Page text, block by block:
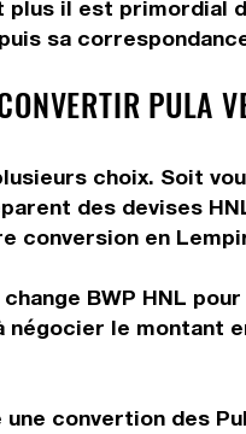
il est primordial
sa
PULA
choix. Soit
des devises
conversion en
BWP HNL
le montant
convertion des